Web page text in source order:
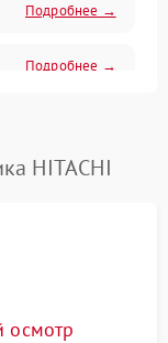
Подробнее →
Подробнее →
Подробнее →
HITACHI
осмотр